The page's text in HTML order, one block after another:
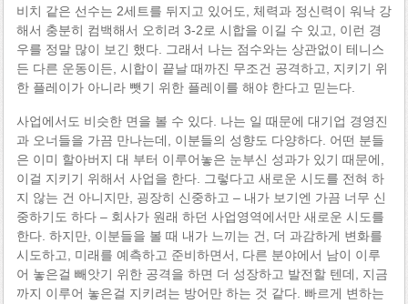
비치 같은 선수는 2세트를 뒤지고 있어도, 체력과 정신력이 워낙 강
해서 충분히 컴백해서 오히려 3-2로 시합을 이길 수 있고, 이런 경
우를 정말 많이 보긴 했다. 그래서 나는 점수와는 상관없이 테니스
든 다른 운동이든, 시합이 끝날 때까진 무조건 공격하고, 지키기 위
한 플레이가 아니라 뺏기 위한 플레이를 해야 한다고 믿는다.
사업에서도 비슷한 면을 볼 수 있다. 나는 일 때문에 대기업 경영진
과 오너들을 가끔 만나는데, 이분들의 성향도 다양하다. 어떤 분들
은 이미 할아버지 대 부터 이루어놓은 눈부신 성과가 있기 때문에,
이걸 지키기 위해서 사업을 한다. 그렇다고 새로운 시도를 전혀 하
지 않는 건 아니지만, 굉장히 신중하고 – 내가 보기엔 가끔 너무 신
중하기도 하다 – 회사가 원래 하던 사업영역에서만 새로운 시도를
한다. 하지만, 이분들을 볼 때 내가 느끼는 건, 더 과감하게 변화를
시도하고, 미래를 예측하고 준비하면서, 다른 분야에서 남이 이루
어 놓은걸 빼앗기 위한 공격을 하면 더 성장하고 발전할 텐데, 지금
까지 이루어 놓은걸 지키려는 방어만 하는 것 같다. 빠르게 변하는